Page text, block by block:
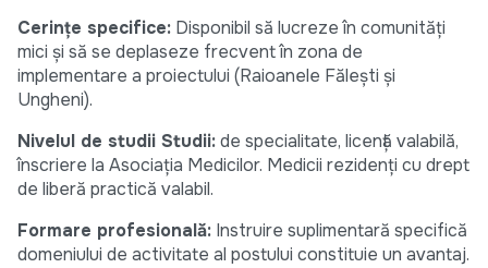
Cerințe specifice: Disponibil să lucreze în comunități
mici și să se deplaseze frecvent în zona de
implementare a proiectului (Raioanele Fălești și
Ungheni).
Nivelul de studii Studii:de specialitate, licență valabilă,
înscriere la Asociația Medicilor. Medicii rezidenți cu drept
de liberă practică valabil.
Formare profesională: Instruire suplimentară specifică
domeniului de activitate al postului constituie un avantaj.